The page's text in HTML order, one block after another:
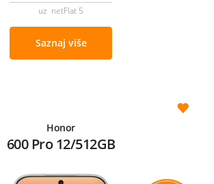
uz netFlat 5
Saznaj više
Honor
600 Pro 12/512GB